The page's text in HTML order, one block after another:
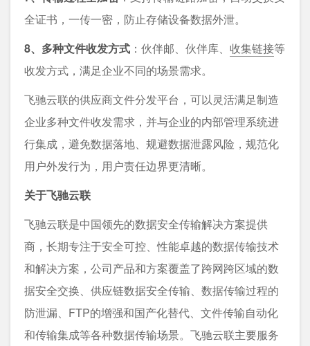
全证书，一传一密，防止存储设备数据外泄。
8、多种文件收发方式 ：伙伴邮、伙伴库、 收集链接等
收发方式，满足企业不同的场景需求。
飞驰云联的供应商文件分发平台，可以灵活满足制造
企业多种文件收发需求，并与企业的内部管理系统进
行集成，避免数据落地、规避数据泄露风险，规范化
用户外发行为，用户责任边界更清晰。
关于飞驰云联
飞驰云联是中国领先的数据安全传输解决方案提供
商，长期专注于安全可控、性能卓越的数据传输技术
和解决方案，公司产品和方案覆盖了跨网跨区域的数
据安全交换、供应链数据安全传输、数据传输过程的
防泄漏、FTP的增强和国产化替代、文件传输自动化
和传输集成等各种数据传输场景。飞驰云联主要服务